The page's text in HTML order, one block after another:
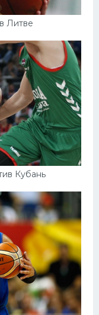
Литве
Кубань